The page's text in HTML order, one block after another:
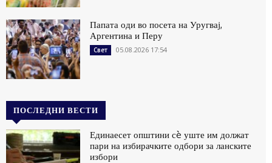
Папата оди во посета на Уругвај,
Аргентина и Перу
Свет 05.08.2026 17:54
ПОСЛЕДНИ ВЕСТИ
Единаесет општини сè уште им должат
пари на избирачките одбори за ланските
избори